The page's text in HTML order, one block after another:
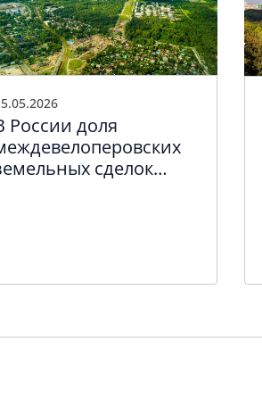
России доля
сделок